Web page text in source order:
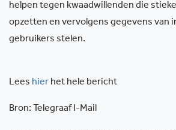
helpen tegen kwaadwillenden die
opzetten en vervolgens gegevens van
gebruikers stelen.
Lees hier het hele bericht
Bron: Telegraaf I-Mail